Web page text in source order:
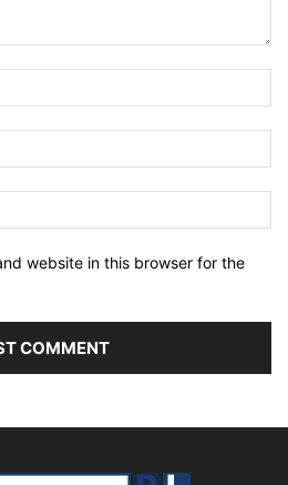
website in this browser for the